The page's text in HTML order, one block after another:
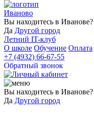
Иваново
Вы находитесь в Иванове?
Да Другой город
Летний IT-клуб
О школе Обучение Оплата
+7 (4932) 66-67-55
Обратный звонок
Вы находитесь в Иванове?
Да Другой город